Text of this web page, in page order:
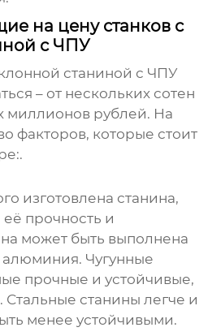
на цену станков с
с ЧПУ
станиной с ЧПУ
– от нескольких сотен
миллионов рублей. На
факторов, которые стоит
изготовлена станина,
прочность и
может быть выполнена
алюминия. Чугунные
прочные и устойчивые,
станины легче и
менее устойчивыми.